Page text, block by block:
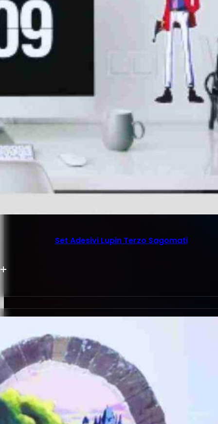
Set Adesivi Lupin Terzo Sagomati